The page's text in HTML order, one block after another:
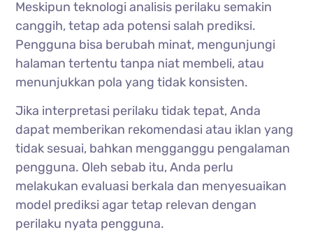
Meskipun teknologi analisis perilaku semakin
canggih, tetap ada potensi salah prediksi.
Pengguna bisa berubah minat, mengunjungi
halaman tertentu tanpa niat membeli, atau
menunjukkan pola yang tidak konsisten.
Jika interpretasi perilaku tidak tepat, Anda
dapat memberikan rekomendasi atau iklan yang
tidak sesuai, bahkan mengganggu pengalaman
pengguna. Oleh sebab itu, Anda perlu
melakukan evaluasi berkala dan menyesuaikan
model prediksi agar tetap relevan dengan
perilaku nyata pengguna.